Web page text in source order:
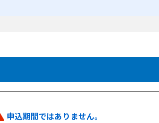
申込期間ではありません。